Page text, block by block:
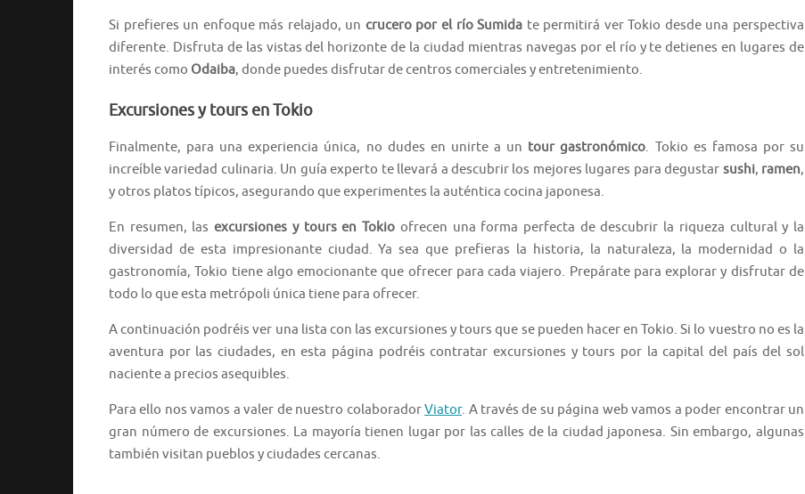
Si prefieres un enfoque más relajado, un crucero por el río Sumida te permitirá ver Tokio desde una perspectiva
diferente. Disfruta de las vistas del horizonte de la ciudad mientras navegas por el río y te detienes en lugares de
interés como Odaiba, donde puedes disfrutar de centros comerciales y entretenimiento.
Excursiones y tours en Tokio
Finalmente, para una experiencia única, no dudes en unirte a un tour gastronómico. Tokio es famosa por su
increíble variedad culinaria. Un guía experto te llevará a descubrir los mejores lugares para degustar sushi, ramen,
y otros platos típicos, asegurando que experimentes la auténtica cocina japonesa.
En resumen, lasexcursiones y tours en Tokio ofrecen una forma perfecta de descubrir la riqueza cultural y la
diversidad de esta impresionante ciudad. Ya sea que prefieras la historia, la naturaleza, la modernidad o la
gastronomía, Tokio tiene algo emocionante que ofrecer para cada viajero. Prepárate para explorar y disfrutar de
todo lo que esta metrópoli única tiene para ofrecer.
A continuación podréis ver una lista con las excursiones y tours que se pueden hacer en Tokio. Si lo vuestro no es la
aventura por las ciudades, en esta página podréis contratar excursiones y tours por la capital del país del sol
naciente a precios asequibles.
Para ello nos vamos a valer de nuestro colaboradorViator. A través de su página web vamos a poder encontrar un
gran número de excursiones. La mayoría tienen lugar por las calles de la ciudad japonesa. Sin embargo, algunas
también visitan pueblos y ciudades cercanas.